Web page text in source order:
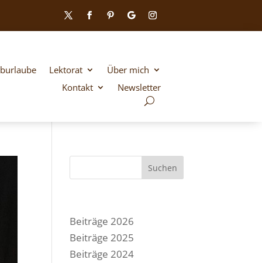
Lektorat
Über mich
Kontakt
Newsletter
Suchen
Beiträge 2026
Beiträge 2025
Beiträge 2024